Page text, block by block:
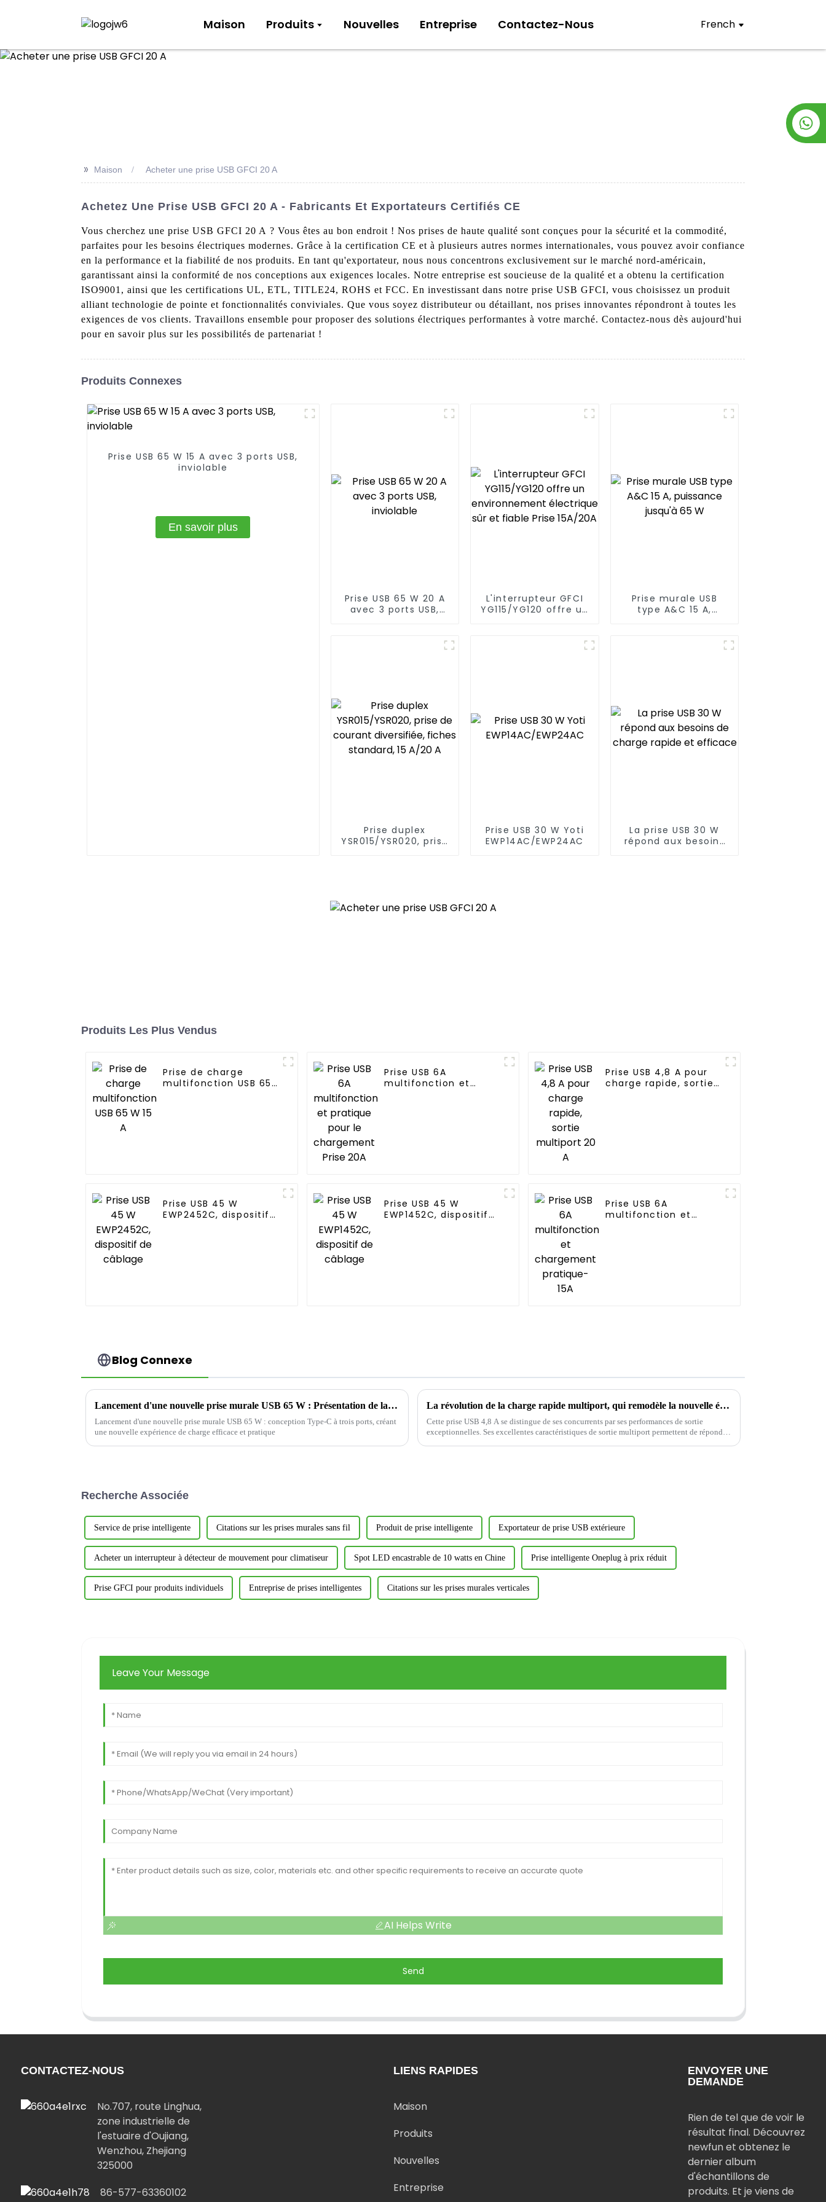
Maison Produits Nouvelles Entreprise Contactez-Nous French
>> Maison Acheter une prise USB GFCI 20 A
Achetez Une Prise USB GFCI 20 A - Fabricants Et Exportateurs Certifiés CE
Vous cherchez une prise USB GFCI 20 A ? Vous êtes au bon endroit ! Nos prises de haute qualité sont conçues pour la sécurité et la commodité,
parfaites pour les besoins électriques modernes. Grâce à la certification CE et à plusieurs autres normes internationales, vous pouvez avoir confiance
en la performance et la fiabilité de nos produits. En tant qu'exportateur, nous nous concentrons exclusivement sur le marché nord-américain,
garantissant ainsi la conformité de nos conceptions aux exigences locales. Notre entreprise est soucieuse de la qualité et a obtenu la certification
ISO9001, ainsi que les certifications UL, ETL, TITLE24, ROHS et FCC. En investissant dans notre prise USB GFCI, vous choisissez un produit
alliant technologie de pointe et fonctionnalités conviviales. Que vous soyez distributeur ou détaillant, nos prises innovantes répondront à toutes les
exigences de vos clients. Travaillons ensemble pour proposer des solutions électriques performantes à votre marché. Contactez-nous dès aujourd'hui
pour en savoir plus sur les possibilités de partenariat !
Produits Connexes
Prise USB 65 W 15 A avec 3 ports USB,
inviolable
En savoir plus
Prise USB 65 W 20 A
avec 3 ports USB,
L'interrupteur GFCI
YG115/YG120 offre un
fiable Prise 15A/20A
Prise murale USB
type A&C 15 A,
Prise duplex
YSR015/YSR020, prise
Prise USB 30 W Yoti
EWP14AC/EWP24AC
La prise USB 30 W
répond aux besoins
Produits Les Plus Vendus
Prise de charge
multifonction USB 65
Prise USB 6A
multifonction et
Prise USB 4,8 A pour
charge rapide, sortie
Prise USB 45 W
EWP2452C, dispositif
Prise USB 45 W
EWP1452C, dispositif
Prise USB 6A
multifonction et
Blog Connexe
Lancement d'une nouvelle prise murale USB 65 W : Présentation de la prise sûre et rapide Yoti EWP1653C
Lancement d'une nouvelle prise murale USB 65 W : conception Type-C à trois ports, créant
une nouvelle expérience de charge efficace et pratique
La révolution de la charge rapide multiport, qui remodèle la nouvelle écologie de la connexion électrique
Cette prise USB 4,8 A se distingue de ses concurrents par ses performances de sortie
exceptionnelles. Ses excellentes caractéristiques de sortie multiport permettent de répondre
Recherche Associée
Service de prise intelligente Citations sur les prises murales sans fil Produit de prise intelligente Exportateur de prise USB extérieure
Acheter un interrupteur à détecteur de mouvement pour climatiseur Spot LED encastrable de 10 watts en Chine Prise intelligente Oneplug à prix réduit
Prise GFCI pour produits individuels Entreprise de prises intelligentes Citations sur les prises murales verticales
Leave Your Message
AI Helps Write
Send
CONTACTEZ-NOUS
No.707, route Linghua,
zone industrielle de
l'estuaire d'Oujiang,
Wenzhou, Zhejiang
325000
86-577-63360102
LIENS RAPIDES
Maison
Produits
Nouvelles
Entreprise
ENVOYER UNE
DEMANDE
Rien de tel que de voir le
résultat final. Découvrez
newfun et obtenez le
dernier album
d'échantillons de
produits. Et je viens de